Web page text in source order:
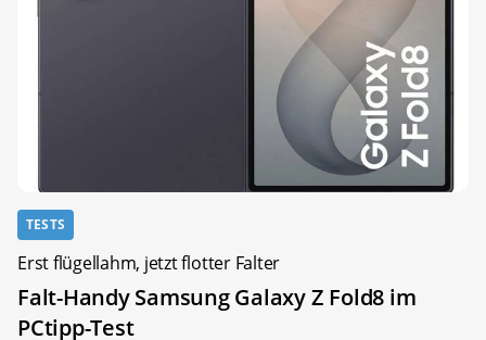
TESTS
Erst flügellahm, jetzt flotter Falter
Falt-Handy Samsung Galaxy Z Fold8 im
PCtipp-Test